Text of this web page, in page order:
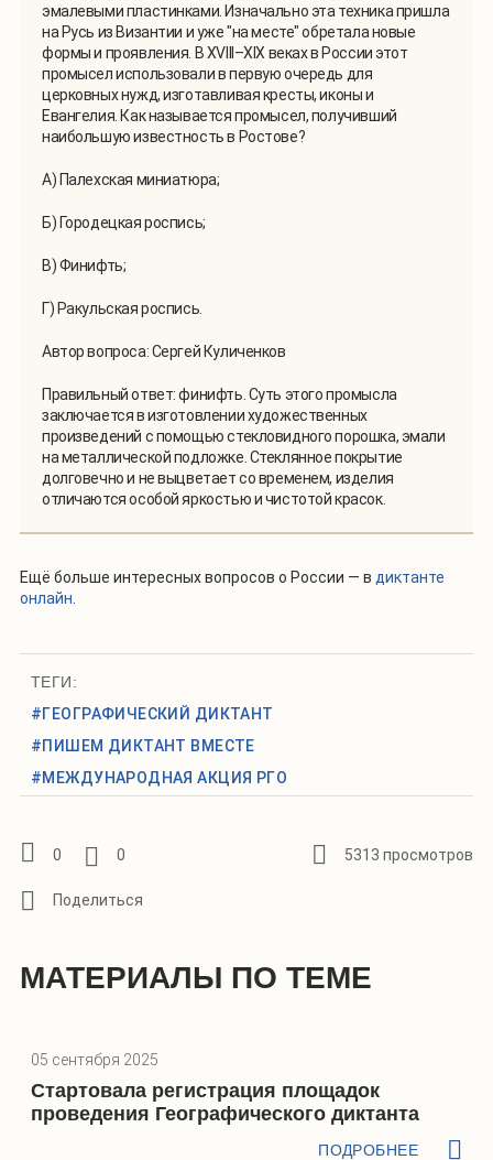
эмалевыми пластинками. Изначально эта техника пришла
на Русь из Византии и уже "на месте" обретала новые
формы и проявления. В XVIII–XIX веках в России этот
промысел использовали в первую очередь для
церковных нужд, изготавливая кресты, иконы и
Евангелия. Как называется промысел, получивший
наибольшую известность в Ростове?
А) Палехская миниатюра;
Б) Городецкая роспись;
В) Финифть;
Г) Ракульская роспись.
Автор вопроса: Сергей Куличенков
Правильный ответ: финифть. Суть этого промысла
заключается в изготовлении художественных
произведений с помощью стекловидного порошка, эмали
на металлической подложке. Стеклянное покрытие
долговечно и не выцветает со временем, изделия
отличаются особой яркостью и чистотой красок.
Ещё больше интересных вопросов о России — в диктанте
онлайн
ТЕГИ:
#ГЕОГРАФИЧЕСКИЙ ДИКТАНТ
#ПИШЕМ ДИКТАНТ ВМЕСТЕ
#МЕЖДУНАРОДНАЯ АКЦИЯ РГО
0 0 5313 просмотров
МАТЕРИАЛЫ ПО ТЕМЕ
05 сентября 2025
Стартовала регистрация площадок
проведения Географического диктанта
ПОДРОБНЕЕ